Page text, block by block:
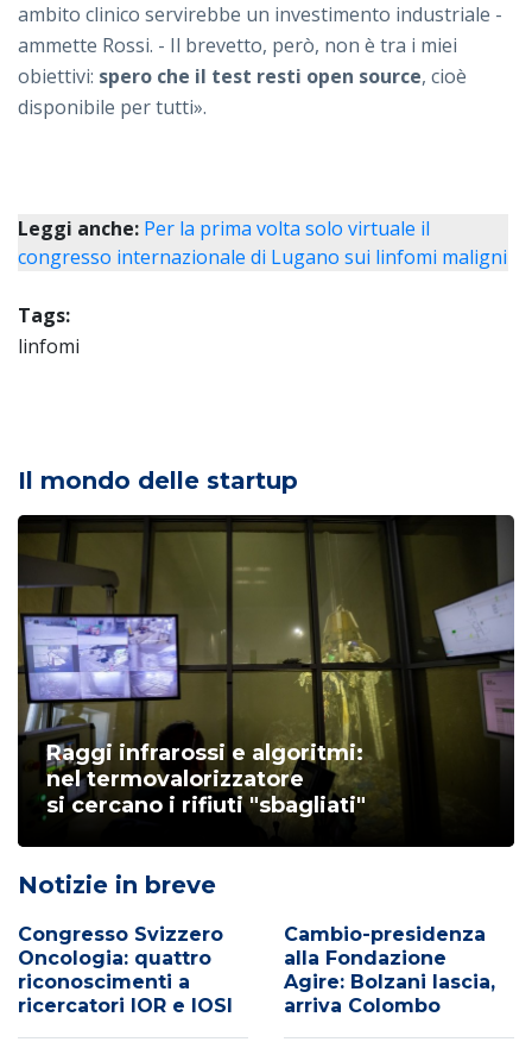
ambito clinico servirebbe un investimento industriale -
ammette Rossi. - Il brevetto, però, non è tra i miei
obiettivi: spero che il test resti open source, cioè
disponibile per tutti».
Leggi anche: Per la prima volta solo virtuale il
congresso internazionale di Lugano sui linfomi maligni
Tags:
linfomi
Il mondo delle startup
Raggi infrarossi e algoritmi:
nel termovalorizzatore
si cercano i rifiuti "sbagliati"
Notizie in breve
Congresso Svizzero
Oncologia: quattro
riconoscimenti a
ricercatori IOR e IOSI
Cambio-presidenza
alla Fondazione
Agire: Bolzani lascia,
arriva Colombo